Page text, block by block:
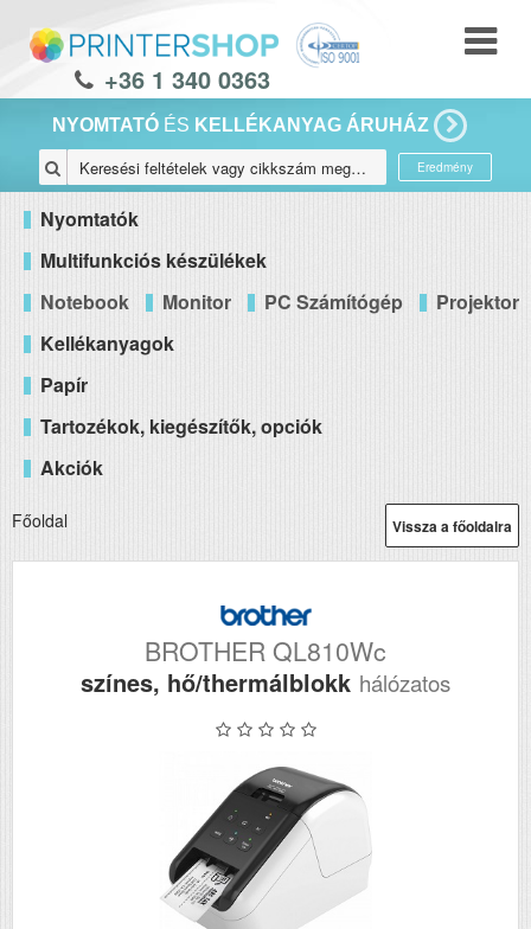
+36 1 340 0363
NYOMTATÓ ÉS KELLÉKANYAG ÁRUHÁZ
Eredmény
Nyomtatók
Multifunkciós készülékek
Notebook
Monitor PC Számítógép
Projektor
Kellékanyagok
Papír
Tartozékok, kiegészítők, opciók
Akciók
Vissza a főoldalra
Főoldal
BROTHER QL810Wc
színes, hő/thermálblokk hálózatos